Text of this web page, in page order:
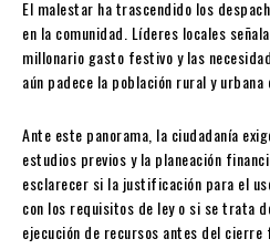
El malestar ha trascendido los
en la comunidad. Líderes locales
millonario gasto festivo y las
aún padece la población rural y urbana
Ante este panorama, la ciudadanía
estudios previos y la planeación
esclarecer si la justificación para el
con los requisitos de ley o si se trata
ejecución de recursos antes del